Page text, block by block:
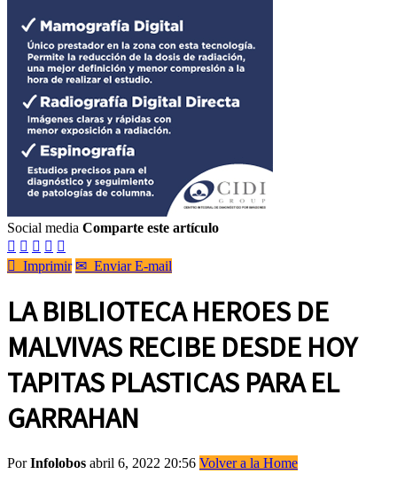
Social media Comparte este artículo
    
 Imprimir ✉ Enviar E-mail
LA BIBLIOTECA HEROES DE
MALVIVAS RECIBE DESDE HOY
TAPITAS PLASTICAS PARA EL
GARRAHAN
PorInfolobos abril 6, 2022 20:56 Volver a la Home